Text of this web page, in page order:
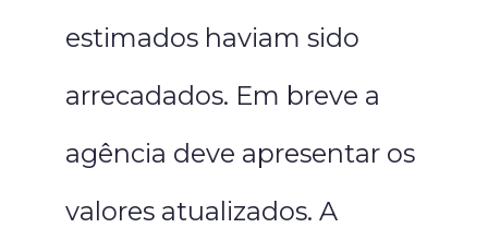
estimados haviam sido
arrecadados. Em breve a
agência deve apresentar os
valores atualizados. A